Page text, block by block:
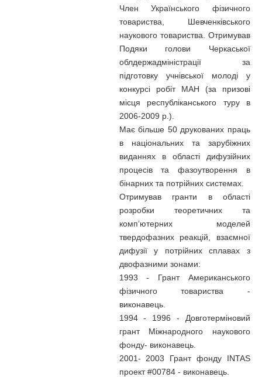
Член Українського фізичного
товариства, Шевченківського
наукового товариства. Отримував
Подяки голови Черкаської
облдержадміністрації за
підготовку учнівської молоді у
конкурсі робіт МАН (за призові
місця республіканського туру в
2006-2009 р.).
Має більше 50 друкованих праць
в національних та зарубіжних
виданнях в області дифузійних
процесів та фазоутворення в
бінарних та потрійних системах.
Отримував гранти в області
розробки теоретичних та
комп’ютерних моделей
твердофазних реакцій, взаємної
дифузії у потрійних сплавах з
двофазними зонами:
1993 - Грант Американського
фізичного товариства -
виконавець.
1994 - 1996 - Довготерміновий
грант Міжнародного наукового
фонду- виконавець.
2001- 2003 Грант фонду INTAS
проект #00784 - виконавець.